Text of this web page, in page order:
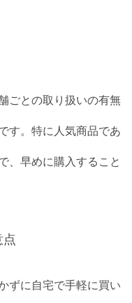
ごとの取り扱いの有無
す。特に人気商品であ
、早めに購入すること
ずに自宅で手軽に買い